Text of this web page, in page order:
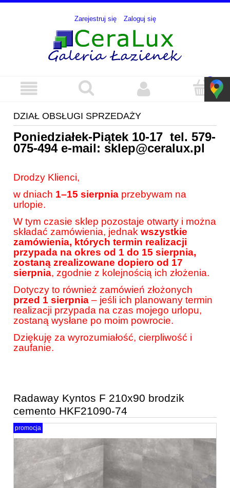
Zarejestruj się Zaloguj się
DZIAŁ OBSŁUGI SPRZEDAŻY
Poniedziałek-Piątek 10-17 tel. 579-
075-494e-mail: sklep@ceralux.pl
Drodzy Klienci,
w dniach 1–15 sierpnia przebywam na
urlopie.
W tym czasie sklep pozostaje otwarty i można
składać zamówienia, jednak wszystkie
zamówienia, których termin realizacji
przypada na okres od 1 do 15 sierpnia,
zostaną zrealizowane dopiero od 17
sierpnia, zgodnie z kolejnością ich złożenia.
Dotyczy to również zamówień złożonych
przed 1 sierpnia – jeśli ich planowany termin
realizacji przypada na czas mojego urlopu,
zostaną wysłane po moim powrocie.
Dziękuję za wyrozumiałość, cierpliwość i
zaufanie.
Radaway Kyntos F 210x90 brodzik
cemento HKF21090-74
promocja